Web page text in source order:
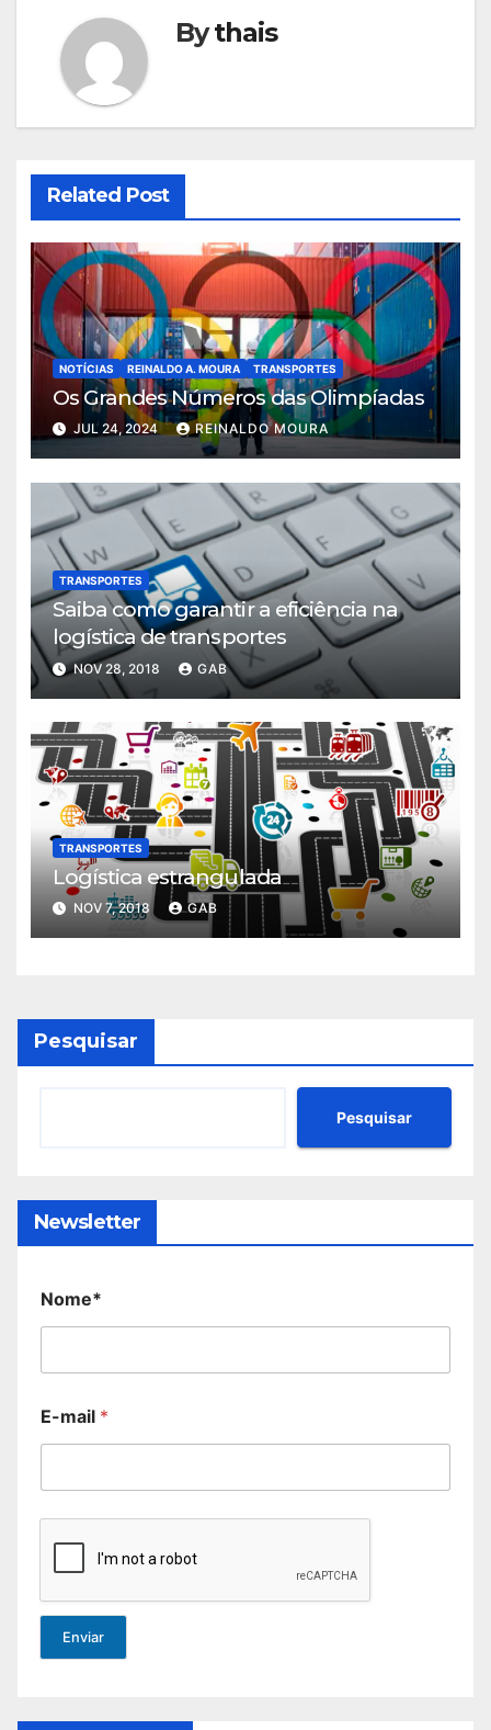
Bythais
Related Post
NOTÍCIAS REINALDO A. MOURA TRANSPORTES
Os Grandes Números das Olimpíadas
JUL 24, 2024 REINALDO MOURA
TRANSPORTES
Saiba como garantir a eficiência na
logística de transportes
NOV 28, 2018 GAB
TRANSPORTES
Logística estrangulada
NOV 7, 2018 GAB
Pesquisar
Pesquisar
Newsletter
Nome*
E-mail *
Enviar